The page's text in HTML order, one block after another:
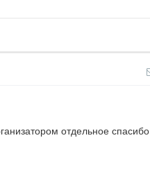
отдельное спасибо